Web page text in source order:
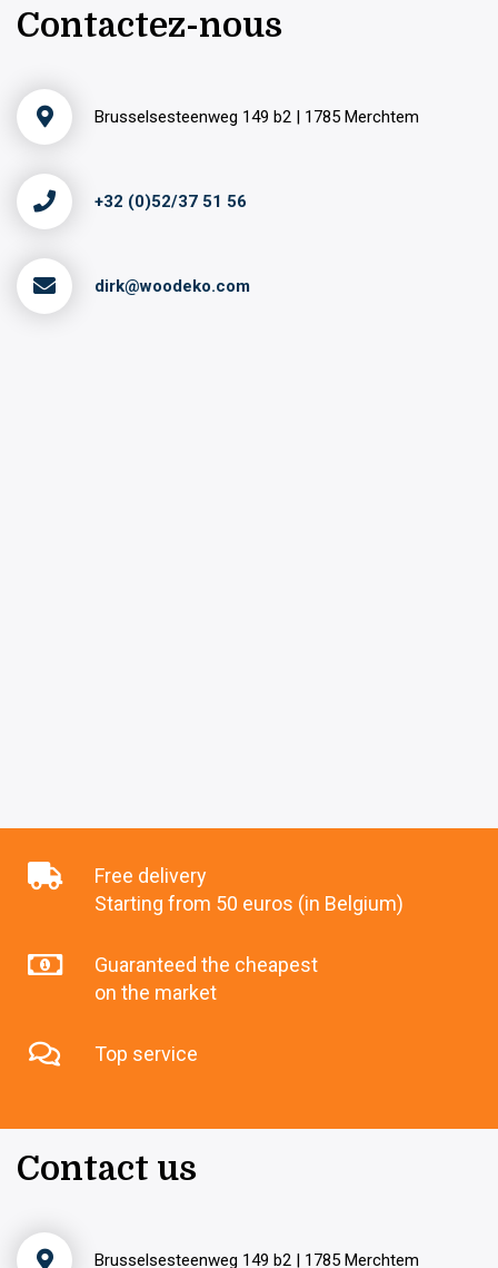
Contactez-nous
Brusselsesteenweg 149 b2 | 1785 Merchtem
+32 (0)52/37 51 56
dirk@woodeko.com
Free delivery
Starting from 50 euros (in Belgium)
Guaranteed the cheapest
on the market
Top service
Contact us
Brusselsesteenweg 149 b2 | 1785 Merchtem